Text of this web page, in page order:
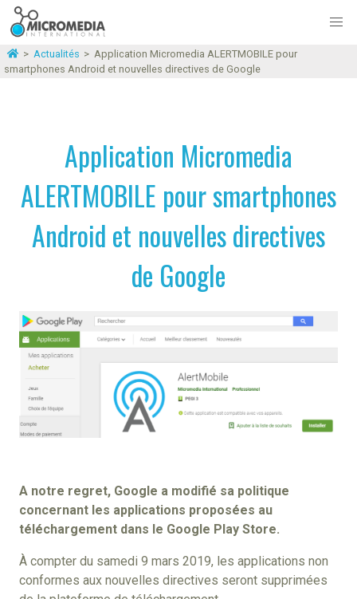
> Actualités > Application Micromedia ALERTMOBILE pour
smartphones Android et nouvelles directives de Google
Application Micromedia
ALERTMOBILE pour smartphones
Android et nouvelles directives
de Google
A notre regret, Google a modifié sa politique
concernant les applications proposées au
téléchargement dans le Google Play Store.
À compter du samedi 9 mars 2019, les applications non
conformes aux nouvelles directives seront supprimées